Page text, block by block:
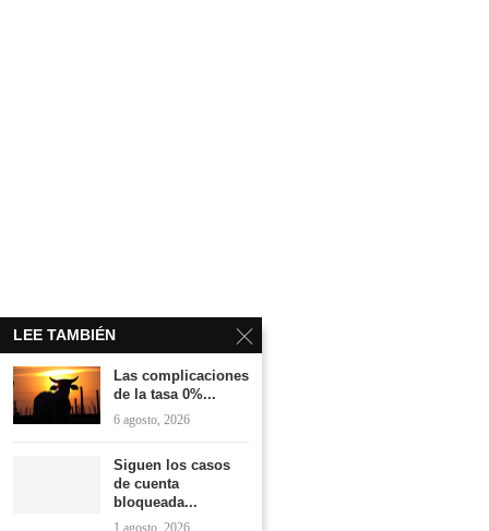
LEE TAMBIÉN
Las complicaciones
de la tasa 0%...
6 agosto, 2026
Siguen los casos
de cuenta
bloqueada...
1 agosto, 2026